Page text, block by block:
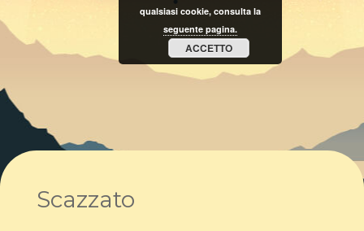
Scazzato
qualsiasi cookie, consulta la
seguente pagina.
ACCETTO